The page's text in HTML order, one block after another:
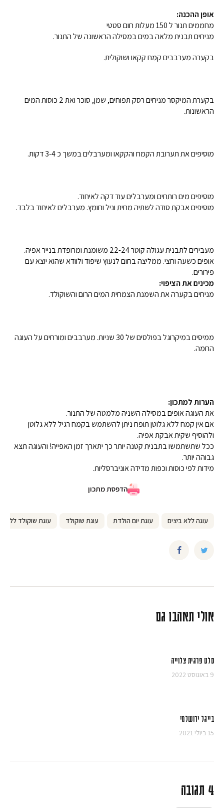
אופן ההכנה:
מחממים תנור ל 150 מעלות חום סטטי
מניחים תבנית מלאה במים במסילה הראשונה של התנור.
בקערה מערבבים קמח קקאו ושוקולית.
בקערת המיקסר מניחים רסק תפוחים, שמן, סוכר ואת 2 כוסות המים
הראשונות.
מוסיפים את תערובת הקמח והקקאו ומערבלים במשך כ 3-4 דקות.
מוסיפים מים רותחים ומערבלים עוד דקה לאיחוד.
מוסיפים אבקת סודה לשתיה מחית וניל וחומץ. מערבלים לאיחוד בלבד.
מעבירים לתבנית עגולה קוטר 22-24 משומנת ומרופדת בנייר אפיה.
אופים כשעה וחצי. ממליצה בחום לנעוץ שיפוד ולוודא שהוא יוצא עם
פירורים.
מכינים את הציפוי:
מניחים בקערה את השמנת הצמחית המים הרום והשוקולד.
ממיסים במיקרוגל בפולסים של 30 שניות. מערבבים ומורחים על העוגה
החמה.
ת
י
ו
ם
ה
ו
ל
ד
ו
הערות למתכון:
את העוגה אופים במסילה השניה מלמטה של התנור.
אם אין קמח ללא גלוטן תופח ניתן להשתמש בקמח רגיל ללא גלוטן
ולהוסיף שקית אבקת אפיה.
ככל שתשתמשו בתבנית קטנה יותר כך יתארך זמן האפייה! והעוגה תצא
גבוהה יותר.
מידות לפי כוסות וכפות מדידה אוניברסליות.
הדפסת מתכון
עוגה ללא ביצים עוגת יום הולדת עוגת שוקולד עוגת שוקולד ללא
אולי תאהבו גם
סלט פרגית צלוייה
9 באוגוסט 2022
בייגל ירושלמי
15 ביולי 2021
4 תגובה